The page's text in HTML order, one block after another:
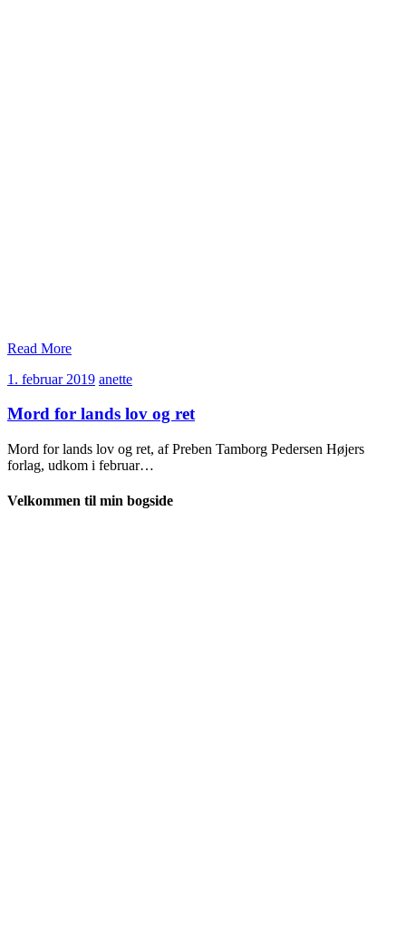
Read More
1. februar 20191.
2019
anetteanette
Mord for lands lov og ret
Mord for lands lov og ret, af Preben Tamborg Pedersen Højers
forlag, udkom i februar…
Velkommen til min bogside